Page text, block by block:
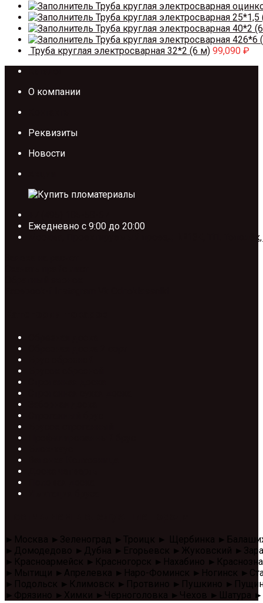
Труба круглая электросварная
Труба круглая электросварная
Труба круглая электросварная 40*2
Труба круглая электросварная 426*6
Труба круглая электросварная 32*2 (6 м) 99,090 ₽
О компании
Реквизиты
Новости
Ежедневно с 9:00 до 20:00
Москва, Проектируемый проезд №134, ТП.
►Москва ►Зеленоград ►Троицк ► Щербинка
►Домодедово ►Дубна ►Егорьевск ►Жуковский
►Красноармейск ►Красногорск ►Нахабино
►Мытищи ►Апрелевка ►Наро-Фоминск ►Ногинск
►Подольск ►Климовск ►Протвино ►Пушкино
►Фрязино ►Химки ►Черноголовка ►Чехов ►Шатура